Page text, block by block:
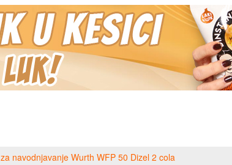
navodnjavanje Wurth WFP 50 Dizel 2 cola